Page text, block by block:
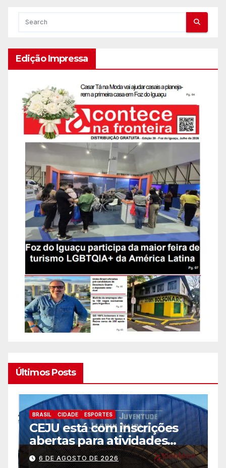
Edição Impressa
Últimos Posts
BRASIL CIDADE ESPORTES
CEJU está com inscrições
abertas para atividades
gratuitas
6 DE AGOSTO DE 2026